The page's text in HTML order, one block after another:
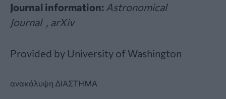
Journal information: Astronomical
Journal , arXiv
Provided by University of Washington
ανακάλυψη ΔΙΑΣΤΗΜΑ